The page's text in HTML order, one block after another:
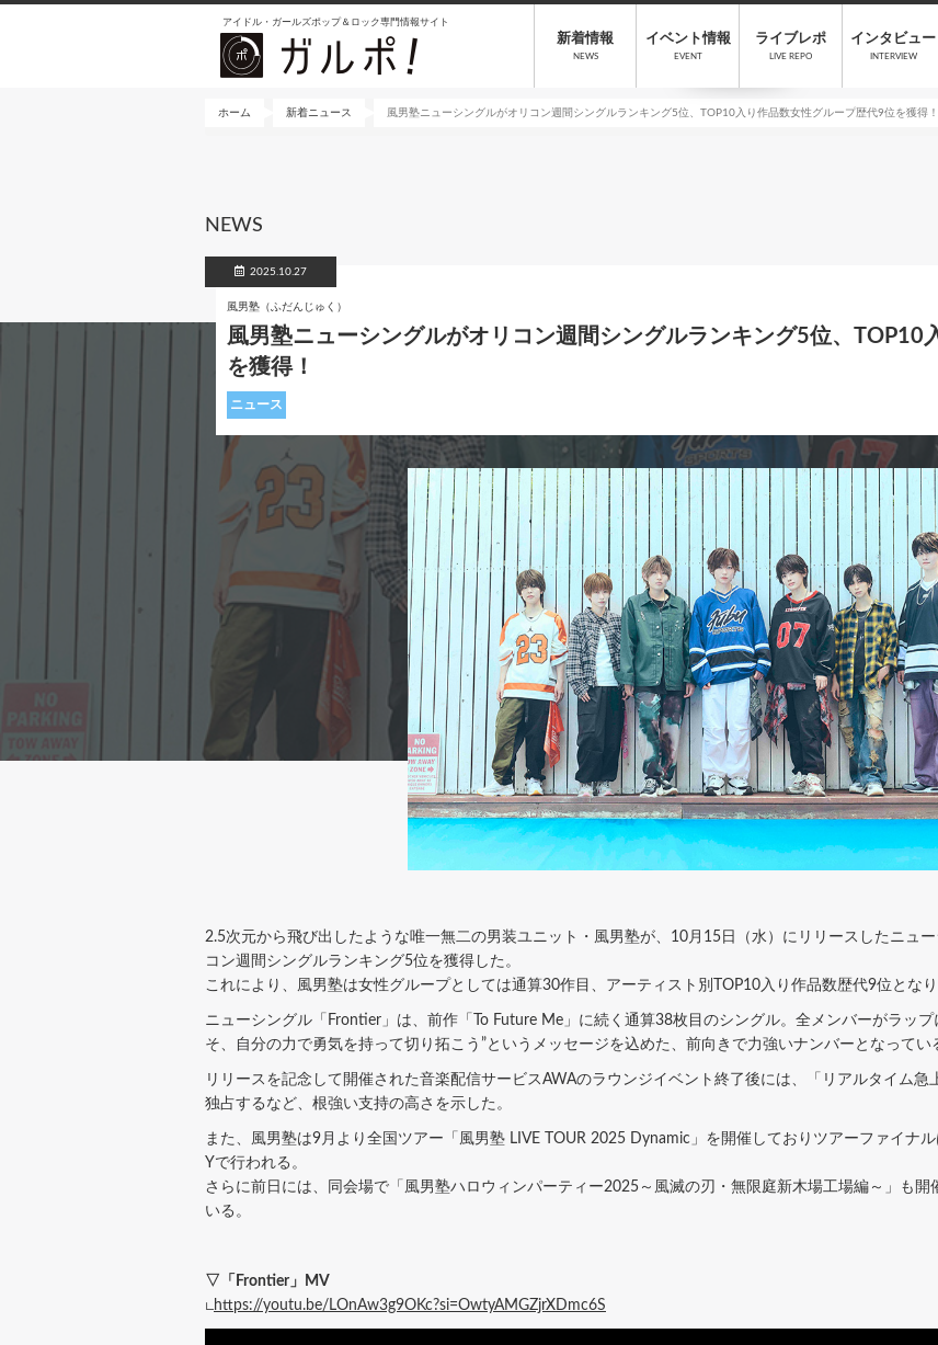
アイドル・ガールズポップ＆ロック専門情報サイト
新着情報
NEWS
イベント情報
EVENT
ライブレポ
LIVE REPO
インタビュー
INTERVIEW
ホーム 新着ニュース 風男塾ニューシングルがオリコン週間シングルランキング5位、TOP10入り作品数女性グループ歴代9位を獲得！
NEWS
2025.10.27
風男塾（ふだんじゅく）
風男塾ニューシングルがオリコン週間シングルランキング5位、TOP10
を獲得！
ニュース
2.5次元から飛び出したような唯一無二の男装ユニット・風男塾が、10月15日（水）にリリースしたニュ
コン週間シングルランキング5位を獲得した。
これにより、風男塾は女性グループとしては通算30作目、アーティスト別TOP10入り作品数歴代9位とな
ニューシングル「Frontier」は、前作「To Future Me」に続く通算38枚目のシングル。全メンバーがラッ
そ、自分の力で勇気を持って切り拓こう”というメッセージを込めた、前向きで力強いナンバーとなってい
リリースを記念して開催された音楽配信サービスAWAのラウンジイベント終了後には、「リアルタイム
独占するなど、根強い支持の高さを示した。
また、風男塾は9月より全国ツアー「風男塾 LIVE TOUR 2025 Dynamic」を開催しておりツアーファイナ
Yで行われる。
さらに前日には、同会場で「風男塾ハロウィンパーティー2025～風滅の刃・無限庭新木場工場編～」も
いる。
▽「Frontier」MV
∟ https://youtu.be/LOnAw3g9OKc?si=OwtyAMGZjrXDmc6S